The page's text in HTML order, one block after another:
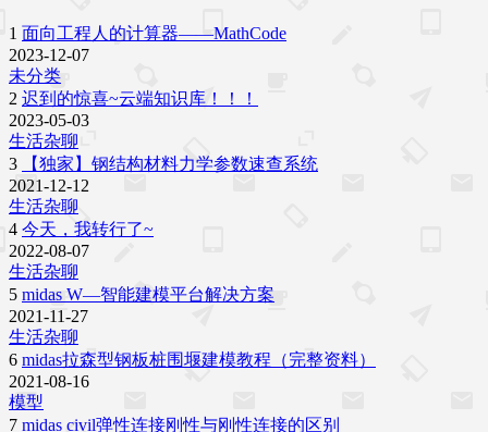
1 面向工程人的计算器——MathCode
2023-12-07
未分类
2 迟到的惊喜~云端知识库！！！
2023-05-03
生活杂聊
3
【独家】钢结构材料力学参数速查系统
2021-12-12
生活杂聊
4 今天，我转行了~
2022-08-07
生活杂聊
5 midas W—智能建模平台解决方案
2021-11-27
生活杂聊
6 midas拉森型钢板桩围堰建模教程（完整资料）
2021-08-16
模型
7 midas civil弹性连接刚性与刚性连接的区别